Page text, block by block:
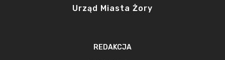
Urząd Miasta Żory
REDAKCJA